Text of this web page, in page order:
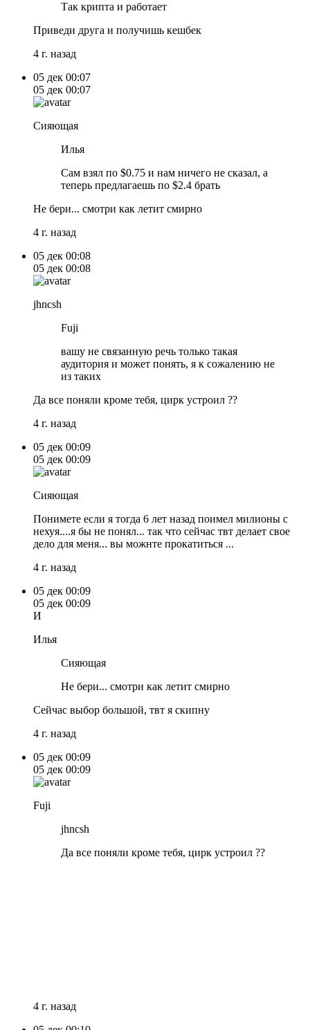
Так крипта и работает
Приведи друга и получишь кешбек
4 г. назад
05 дек 00:07
05 дек 00:07
Сияющая
Илья
Сам взял по $0.75 и нам ничего не сказал, а
теперь предлагаешь по $2.4 брать
Не бери... смотри как летит смирно
4 г. назад
05 дек 00:08
05 дек 00:08
jhncsh
Fuji
вашу не связанную речь только такая
аудитория и может понять, я к сожалению не
из таких
Да все поняли кроме тебя, цирк устроил ??
4 г. назад
05 дек 00:09
05 дек 00:09
Сияющая
Понимете если я тогда 6 лет назад поимел милионы с
нехуя....я бы не понял... так что сейчас твт делает свое
дело для меня... вы можнте прокатиться ...
4 г. назад
05 дек 00:09
05 дек 00:09
И
Илья
Сияющая
Не бери... смотри как летит смирно
Сейчас выбор большой, твт я скипну
4 г. назад
05 дек 00:09
05 дек 00:09
Fuji
jhncsh
Да все поняли кроме тебя, цирк устроил ??
4 г. назад